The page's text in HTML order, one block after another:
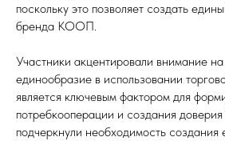
поскольку это позволяет создать
бренда КООП.
Участники акцентировали внимание на
единообразие в использовании
является ключевым фактором для
потребкооперации и создания
подчеркнули необходимость создания